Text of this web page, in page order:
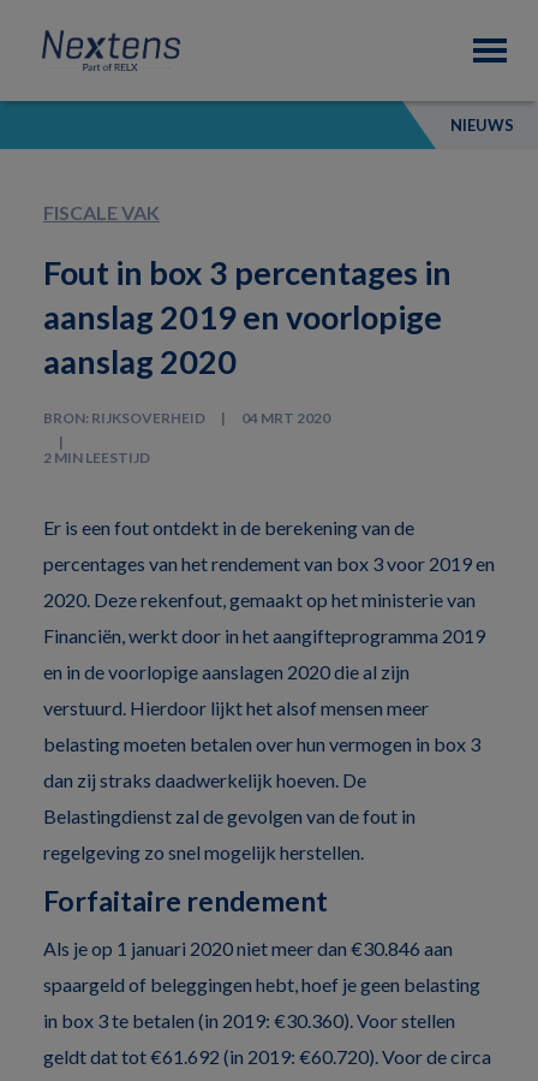
primary
navigation
content
footer
Nextens
Fiscaal
partner
van
NIEUWS
FISCALE VAK
Fout in box 3 percentages in
aanslag 2019 en voorlopige
aanslag 2020
BRON: RIJKSOVERHEID 04 MRT 2020
2 MIN LEESTIJD
Er is een fout ontdekt in de berekening van de
percentages van het rendement van box 3 voor 2019 en
2020. Deze rekenfout, gemaakt op het ministerie van
Financiën, werkt door in het aangifteprogramma 2019
en in de voorlopige aanslagen 2020 die al zijn
verstuurd. Hierdoor lijkt het alsof mensen meer
belasting moeten betalen over hun vermogen in box 3
dan zij straks daadwerkelijk hoeven. De
Belastingdienst zal de gevolgen van de fout in
regelgeving zo snel mogelijk herstellen.
Forfaitaire rendement
Als je op 1 januari 2020 niet meer dan €30.846 aan
spaargeld of beleggingen hebt, hoef je geen belasting
in box 3 te betalen (in 2019: €30.360). Voor stellen
geldt dat tot €61.692 (in 2019: €60.720). Voor de circa